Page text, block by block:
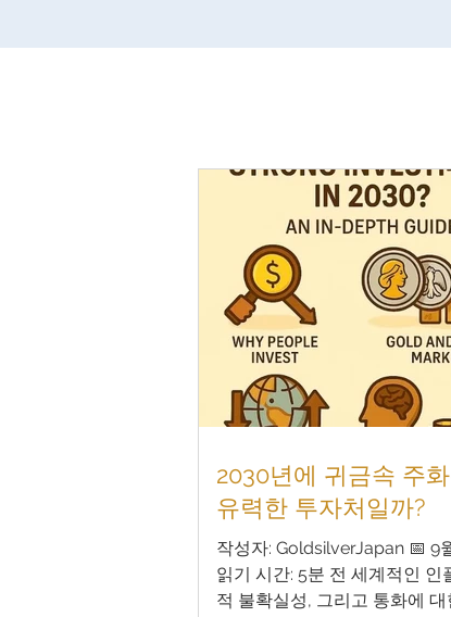
2030년에 귀금속 주
유력한 투자처일까?
작성자: GoldsilverJapan 📅 9
읽기 시간: 5분 전 세계적인 인
적 불확실성, 그리고 통화에 대